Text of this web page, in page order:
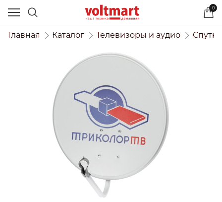
0
Главная Каталог Телевизоры и аудио